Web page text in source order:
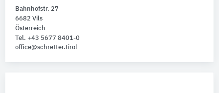
Bahnhofstr. 27
6682 Vils
Österreich
Tel. +43 5677 8401-0
office@schretter.tirol